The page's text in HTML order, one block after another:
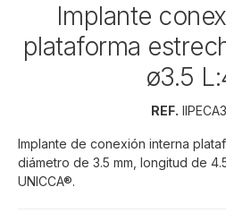
Implante
plataforma
ø3.5
REF.
Implante de conexión interna
diámetro de 3.5 mm, longitud de
UNICCA®.